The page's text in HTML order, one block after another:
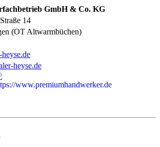
GmbH & Co. KG
14
(OT Altwarmbüchen)
heyse.de